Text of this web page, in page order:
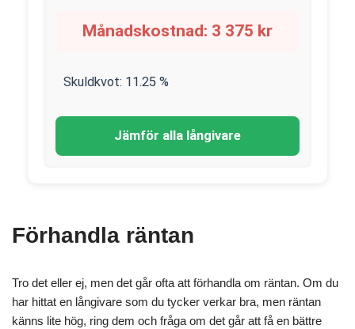
Månadskostnad: 3 375 kr
Skuldkvot: 11.25 %
Jämför alla långivare
Förhandla räntan
Tro det eller ej, men det går ofta att förhandla om räntan. Om du
har hittat en långivare som du tycker verkar bra, men räntan
känns lite hög, ring dem och fråga om det går att få en bättre